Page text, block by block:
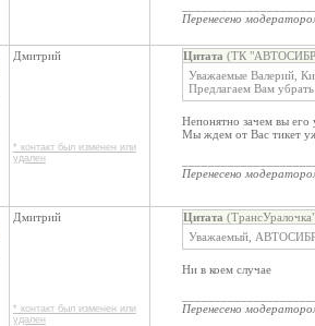
Перенесено
Дмитрий
* контакт был изменен или
удален
Цитата (ТК
Уважаемые Валерий,
Предлагаем Вам
Непонятно зачем вы его
Мы ждем от Вас тикет
Перенесено
Дмитрий
* контакт был изменен или
удален
Цитата
Уважаемый,
Ни в коем случае
Перенесено